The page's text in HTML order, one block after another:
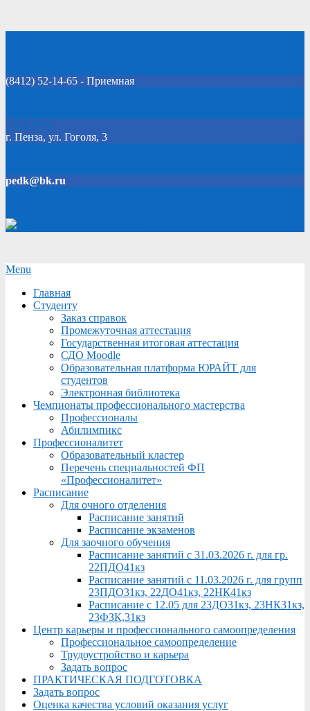
(8412) 52-14-65 - Приемная
Click Here
г. Пенза, ул. Гоголя, 3
pedk@bk.ru
Secondary
Menu
Menu
Главная
Студенту
Заказ справок
Промежуточная аттестация
Государственная итоговая аттестация
СДО Moodle
Образовательная платформа ЮРАЙТ для
студентов
Электронная библиотека
Чемпионаты профессионального мастерства
Профессионалы
Абилимпикс
Профессионалитет
Образовательный кластер
Перечень специальностей ФП
«Профессионалитет»
Расписание
Для очного отделения
Расписание занятий
Расписание экзаменов
Для заочного обучения
Расписание занятий с 31.03.2026 г. для гр.
22ПДО41кз
Расписание занятий с 11.03.2026 г. для групп
23ПДО31кз, 22ДО41кз, 22НК41кз
Расписание с 12.05 для 23ДО31кз, 23НК31кз,
23ФЗК,31кз
Центр карьеры и профессионального самоопределения
Профессиональное самоопределение
Трудоустройство и карьера
Задать вопрос
ПРАКТИЧЕСКАЯ ПОДГОТОВКА
Задать вопрос
Оценка качества условий оказания услуг